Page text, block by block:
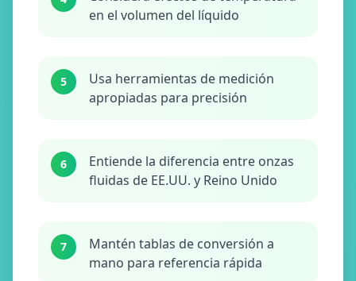
en el volumen del líquido
5
Usa herramientas de medición
apropiadas para precisión
6
Entiende la diferencia entre onzas
fluidas de EE.UU. y Reino Unido
7
Mantén tablas de conversión a
mano para referencia rápida